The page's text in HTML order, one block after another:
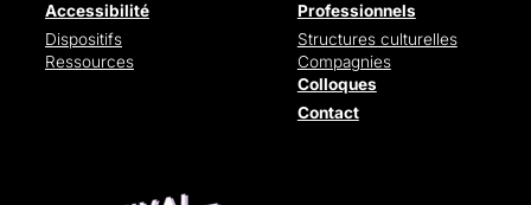
Accessibilité
Dispositifs
Ressources
Professionnels
Structures culturelles
Compagnies
Colloques
Contact